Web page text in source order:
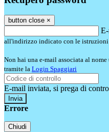
button close ×
all'indirizzo indicato con le istruzioni
Non hai una e-mail associata al
tramite la Login Spaggiari
E-mail inviata, si prega di
Errore
Chiudi